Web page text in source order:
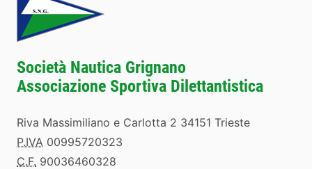
Società Nautica Grignano
Associazione Sportiva Dilettantistica
Riva Massimiliano e Carlotta 2 34151 Trieste
P.IVA 00995720323
C.F. 90036460328